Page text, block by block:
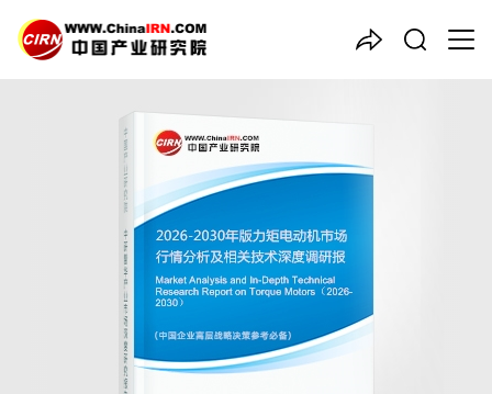
中国产业咨询领导者
2026-2030年版
市场行情分析及相关技术深度
调研报告
品质保障，一年免费更新维护
出版日期：2026年3月
《2026-2030年版力矩电动机市场行情分析及相关技术深度调研
报告》由中研普华力矩电动机行业分析专家领衔撰写，主要分析了
力矩电动机行业的市场规模、发展现状与投资前景，同时对力矩电
动机行业的未来发展做出科学的趋势预测和专业的力矩电动机行业
数据分析，帮助客户评估力矩电动机行业投资价值。